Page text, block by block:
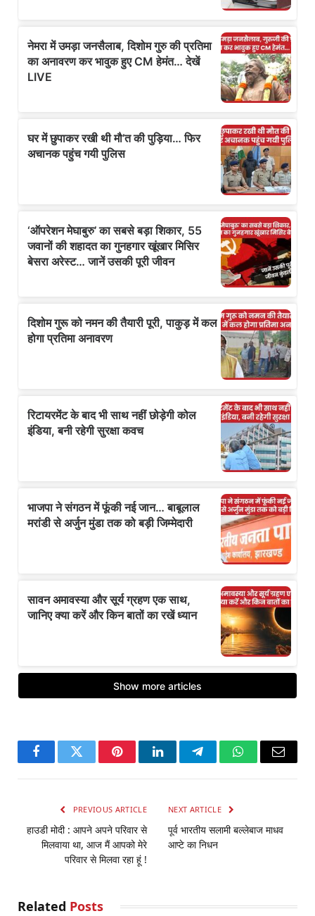
FacebookTwitter PinterestLinkedInTelegramWhatsApp
Email
PREVIOUS ARTICLE
हाउडी मोदी : आपने अपने परिवार से
मिलवाया था, आज मैं आपको मेरे
परिवार से मिलवा रहा हूं !
NEXT ARTICLE
पूर्व भारतीय सलामी बल्लेबाज माधव
आप्टे का निधन
Related Posts